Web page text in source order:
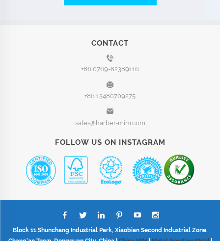
CONTACT
+86 0769-82389116
+86 13480709275
sales@harber-mim.com
FOLLOW US ON INSTAGRAM
Block 11,Shunchang Industrial Park, Xiaobian Second Industrial Zone,